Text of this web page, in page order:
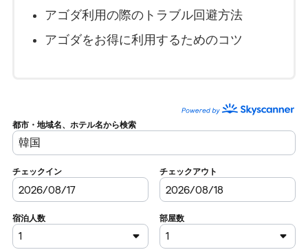
アゴダ利用の際のトラブル回避方法
アゴダをお得に利用するためのコツ